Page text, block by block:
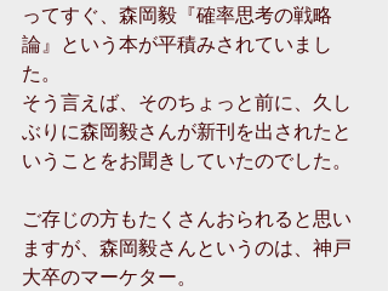
ってすぐ、森岡毅『確率思考の戦略
論』という本が平積みされていまし
た。
そう言えば、そのちょっと前に、久し
ぶりに森岡毅さんが新刊を出されたと
いうことをお聞きしていたのでした。
ご存じの方もたくさんおられると思い
ますが、森岡毅さんというのは、神戸
大卒のマーケター。